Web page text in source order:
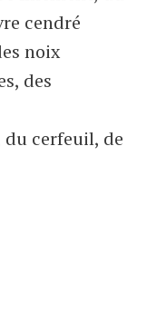
cendré
noix
des
cerfeuil, de